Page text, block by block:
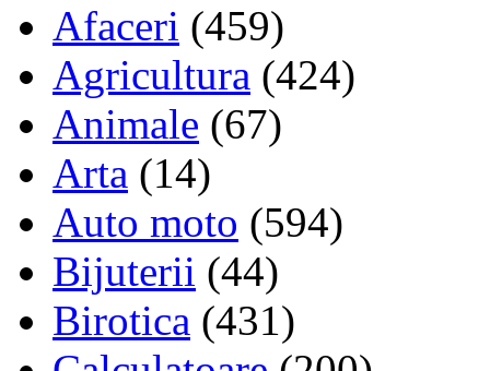
Afaceri (459)
Agricultura (424)
Animale (67)
Arta (14)
Auto moto (594)
Bijuterii (44)
Birotica (431)